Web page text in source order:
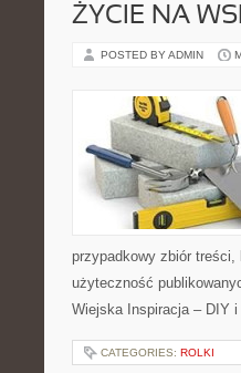
ŻYCIE NA WSI
POSTED BY ADMIN
przypadkowy zbiór
użyteczność
Wiejska Inspiracja – DIY
CATEGORIES: ROLKI